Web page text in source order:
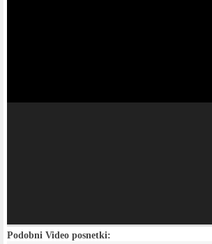
Podobni Video posnetki: